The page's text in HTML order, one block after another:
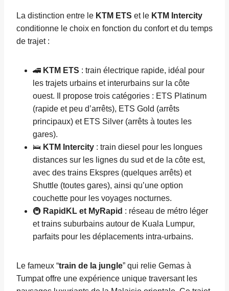
La distinction entre le KTM ETS et le KTM Intercity
conditionne le choix en fonction du confort et du temps
de trajet :
🚄 KTM ETS : train électrique rapide, idéal pour
les trajets urbains et interurbains sur la côte
ouest. Il propose trois catégories : ETS Platinum
(rapide et peu d’arrêts), ETS Gold (arrêts
principaux) et ETS Silver (arrêts à toutes les
gares).
🛌 KTM Intercity : train diesel pour les longues
distances sur les lignes du sud et de la côte est,
avec des trains Ekspres (quelques arrêts) et
Shuttle (toutes gares), ainsi qu’une option
couchette pour les voyages nocturnes.
🚇 RapidKL et MyRapid : réseau de métro léger
et trains suburbains autour de Kuala Lumpur,
parfaits pour les déplacements intra-urbains.
Le fameux “train de la jungle” qui relie Gemas à
Tumpat offre une expérience unique traversant les